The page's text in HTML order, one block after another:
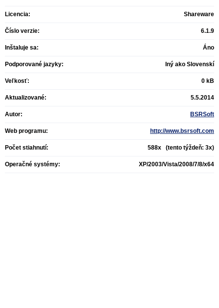
Licencia: Shareware
Číslo verzie: 6.1.9
Inštaluje sa: Áno
Podporované jazyky: Iný ako Slovenskí
Veľkosť: 0 kB
Aktualizované: 5.5.2014
Autor: BSRSoft
Web programu: http://www.bsrsoft.com
Počet stiahnutí: 588x (tento týždeň: 3x)
Operačné systémy: XP/2003/Vista/2008/7/8/x64